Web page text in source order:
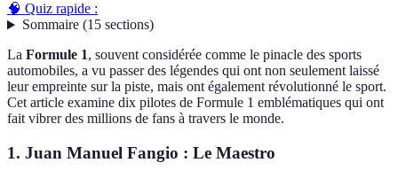
🧠 Quiz rapide :
Sommaire(15 sections)
La Formule 1, souvent considérée comme le pinacle des sports
automobiles, a vu passer des légendes qui ont non seulement laissé
leur empreinte sur la piste, mais ont également révolutionné le sport.
Cet article examine dix pilotes de Formule 1 emblématiques qui ont
fait vibrer des millions de fans à travers le monde.
1. Juan Manuel Fangio : Le Maestro